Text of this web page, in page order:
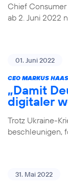
Chief
ab 2. Juni 2022
01. Juni 2022
CEO MARKUS
„Damit
digitaler
Trotz Ukraine-
beschleunigen,
31. Mai 2022